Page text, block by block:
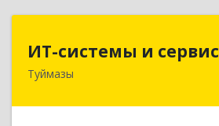
ИТ-системы и сервис
Туймазы